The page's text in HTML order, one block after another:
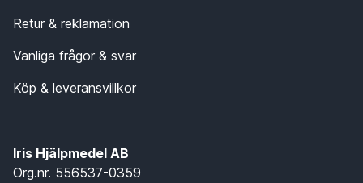
Retur & reklamation
Vanliga frågor & svar
Köp & leveransvillkor
Iris Hjälpmedel AB
Org.nr. 556537-0359